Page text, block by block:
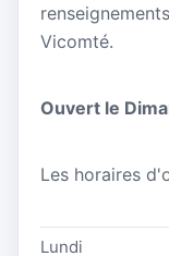
Vicomté.
Ouvert le
Les horaires
Lundi